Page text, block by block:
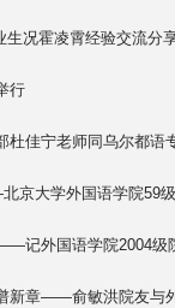
生况霍凌霄经验交流分
行
杜佳宁老师同乌尔都语
京大学外国语学院59
记外国语学院2004级
新章——俞敏洪院友与